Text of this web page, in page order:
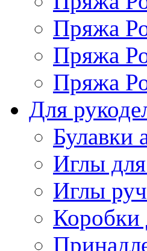
Пряжа
Пряжа
Пряжа
Для
Булавки
Иглы
Иглы
Коробки